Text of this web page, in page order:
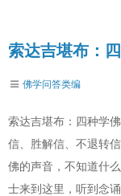
索达吉堪布：
佛学问答类编
索达吉堪布：四种学
信、胜解信、不退转
佛的声音，不知道什
士来到这里，听到念诵..